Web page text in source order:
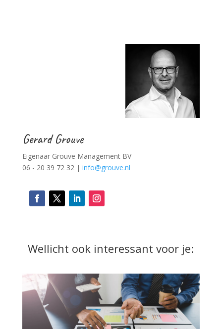
Gerard Grouve
Eigenaar Grouve Management BV
06 - 20 39 72 32 | info@grouve.nl
Wellicht ook interessant voor je: